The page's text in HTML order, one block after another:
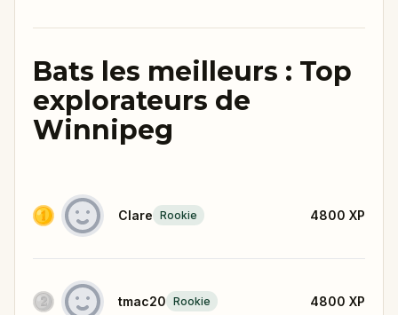
Bats les meilleurs : Top
explorateurs de
Winnipeg
Clare Rookie 4800 XP
tmac20 Rookie 4800 XP